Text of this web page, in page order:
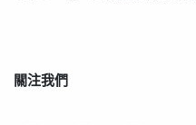
關注我們